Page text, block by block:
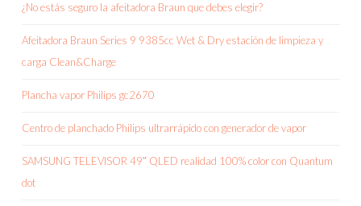
¿No estás seguro la afeitadora Braun que debes elegir?
Afeitadora Braun Series 9 9385cc Wet & Dry estación de limpieza y
carga Clean&Charge
Plancha vapor Philips gc2670
Centro de planchado Philips ultrarrápido con generador de vapor
SAMSUNG TELEVISOR 49″ QLED realidad 100% color con Quantum
dot